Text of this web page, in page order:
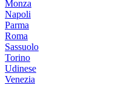
Monza
Napoli
Parma
Roma
Sassuolo
Torino
Udinese
Venezia